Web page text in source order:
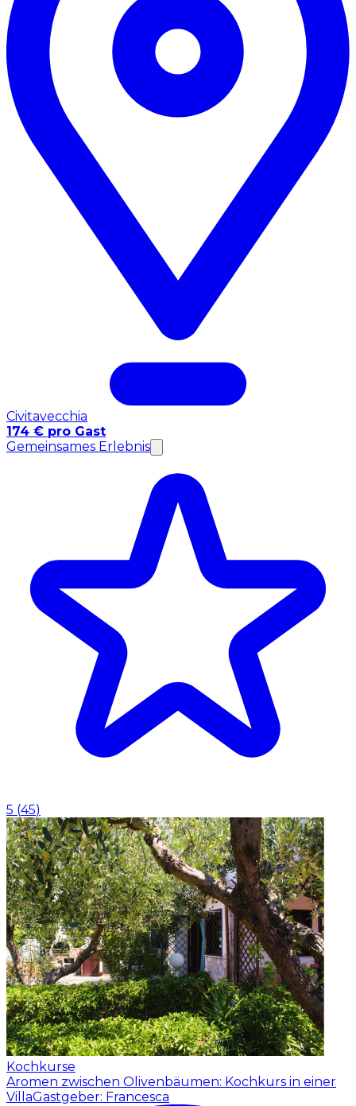
Civitavecchia
174 € pro Gast
Gemeinsames Erlebnis
5 (45)
Kochkurse
Aromen zwischen Olivenbäumen: Kochkurs in einer
VillaGastgeber: Francesca